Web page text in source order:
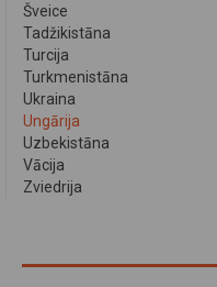
Šveice
Tadžikistāna
Turcija
Turkmenistāna
Ukraina
Ungārija
Uzbekistāna
Vācija
Zviedrija